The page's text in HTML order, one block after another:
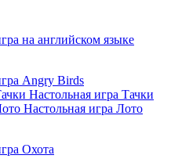
на английском языке
Angry Birds
Настольная игра Тачки
Настольная игра Лото
Охота